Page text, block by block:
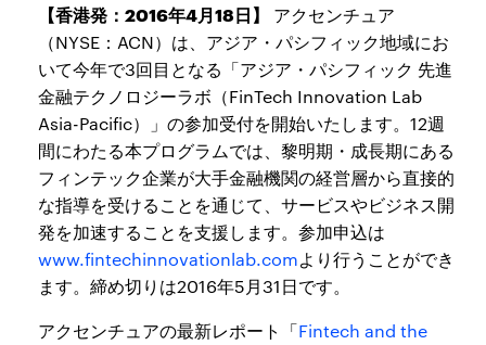
【香港発：2016年4月18日】
アクセンチュア
（NYSE：ACN）は、アジア・パシフィック地域にお
いて今年で3回目となる「アジア・パシフィック 先進
金融テクノロジーラボ（FinTech Innovation Lab
Asia-Pacific）」の参加受付を開始いたします。12週
間にわたる本プログラムでは、黎明期・成長期にある
フィンテック企業が大手金融機関の経営層から直接的
な指導を受けることを通じて、サービスやビジネス開
発を加速することを支援します。参加申込は
www.fintechinnovationlab.comより行うことができ
ます。締め切りは2016年5月31日です。
アクセンチュアの最新レポート「Fintech and the